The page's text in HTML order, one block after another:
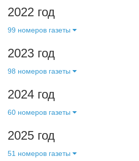
2022 год
99 номеров газеты
2023 год
98 номеров газеты
2024 год
60 номеров газеты
2025 год
51 номеров газеты